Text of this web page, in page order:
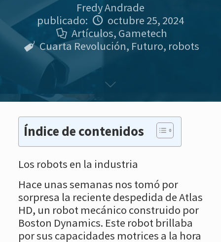
Fredy Andrade
publicado:
octubre 25, 2024
Artículos, Gametech
Cuarta Revolución, Futuro, robots
Índice de contenidos
Los robots en la industria
Hace unas semanas nos tomó por
sorpresa la reciente despedida de Atlas
HD, un robot mecánico construido por
Boston Dynamics. Este robot brillaba
por sus capacidades motrices a la hora